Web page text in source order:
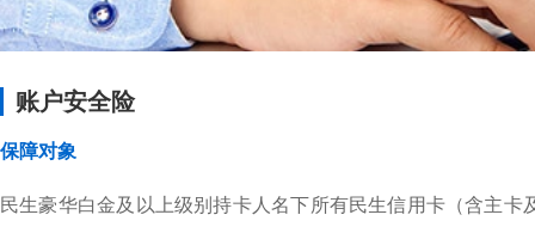
账户安全险
保障对象
民生豪华白金及以上级别持卡人名下所有民生信用卡（含主